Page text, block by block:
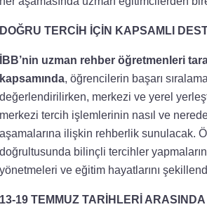
DOĞRU TERCİH İÇİN KAPSAMLI
İBB’nin uzman rehber öğretmenleri
kapsamında, öğrencilerin başarı
değerlendirilirken, merkezi ve yerel
merkezi tercih işlemlerinin nasıl ve
aşamalarına ilişkin rehberlik sunulacak.
doğrultusunda bilinçli tercihler
yönetmeleri ve eğitim hayatlarını
13-19 TEMMUZ TARİHLERİ